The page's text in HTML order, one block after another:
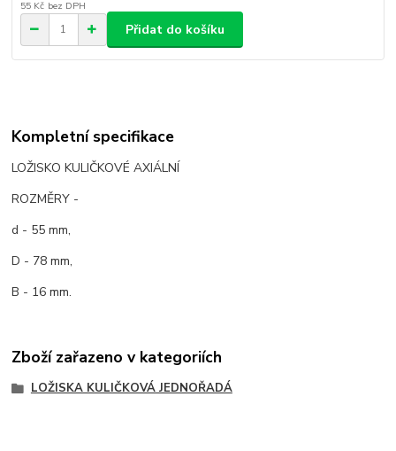
55 Kč bez DPH
Přidat do košíku
Kompletní specifikace
LOŽISKO KULIČKOVÉ AXIÁLNÍ
ROZMĚRY -
d - 55 mm,
D - 78 mm,
B - 16 mm.
Zboží zařazeno v kategoriích
LOŽISKA KULIČKOVÁ JEDNOŘADÁ